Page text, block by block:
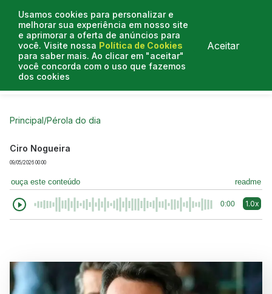
Usamos cookies para personalizar e
melhorar sua experiência em nosso site
e aprimorar a oferta de anúncios para
você. Visite nossa Política de Cookies
para saber mais. Ao clicar em "aceitar"
você concorda com o uso que fazemos
dos cookies
Aceitar
Curtas do Poder
Principal/Pérola do dia
Ciro Nogueira
09/05/2026 00:00
ouça este conteúdo readme
0:00 1.0x